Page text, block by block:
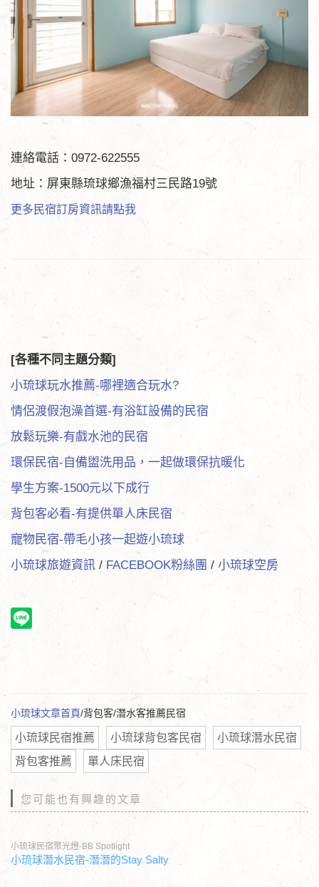
連絡電話：0972-622555
地址：屏東縣琉球鄉漁福村三民路19號
更多民宿訂房資訊請點我
[各種不同主題分類]
小琉球玩水推薦-哪裡適合玩水?
情侶渡假泡澡首選-有浴缸設備的民宿
放鬆玩樂-有戲水池的民宿
環保民宿-自備盥洗用品，一起做環保抗暖化
學生方案-1500元以下成行
背包客必看-有提供單人床民宿
寵物民宿-帶毛小孩一起遊小琉球
小琉球旅遊資訊 / FACEBOOK粉絲團 / 小琉球空房
小琉球文章首頁/背包客/潛水客推薦民宿
小琉球民宿推薦 小琉球背包客民宿
小琉球潛水民宿
背包客推薦
單人床民宿
您可能也有興趣的文章
小琉球民宿聚光燈-BB Spotlight
小琉球潛水民宿-潛潛的Stay Salty